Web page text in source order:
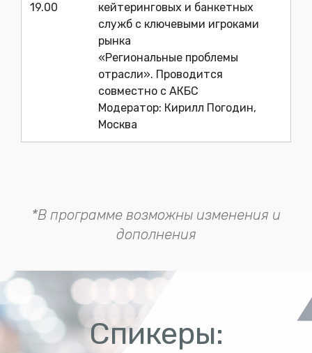
19.00
кейтеринговых и банкетных
служб с ключевыми игроками
рынка
«Региональные проблемы
отрасли». Проводится
совместно с АКБС
Модератор: Кирилл Погодин,
Москва
*В программе возможны изменения и
дополнения
Спикеры: